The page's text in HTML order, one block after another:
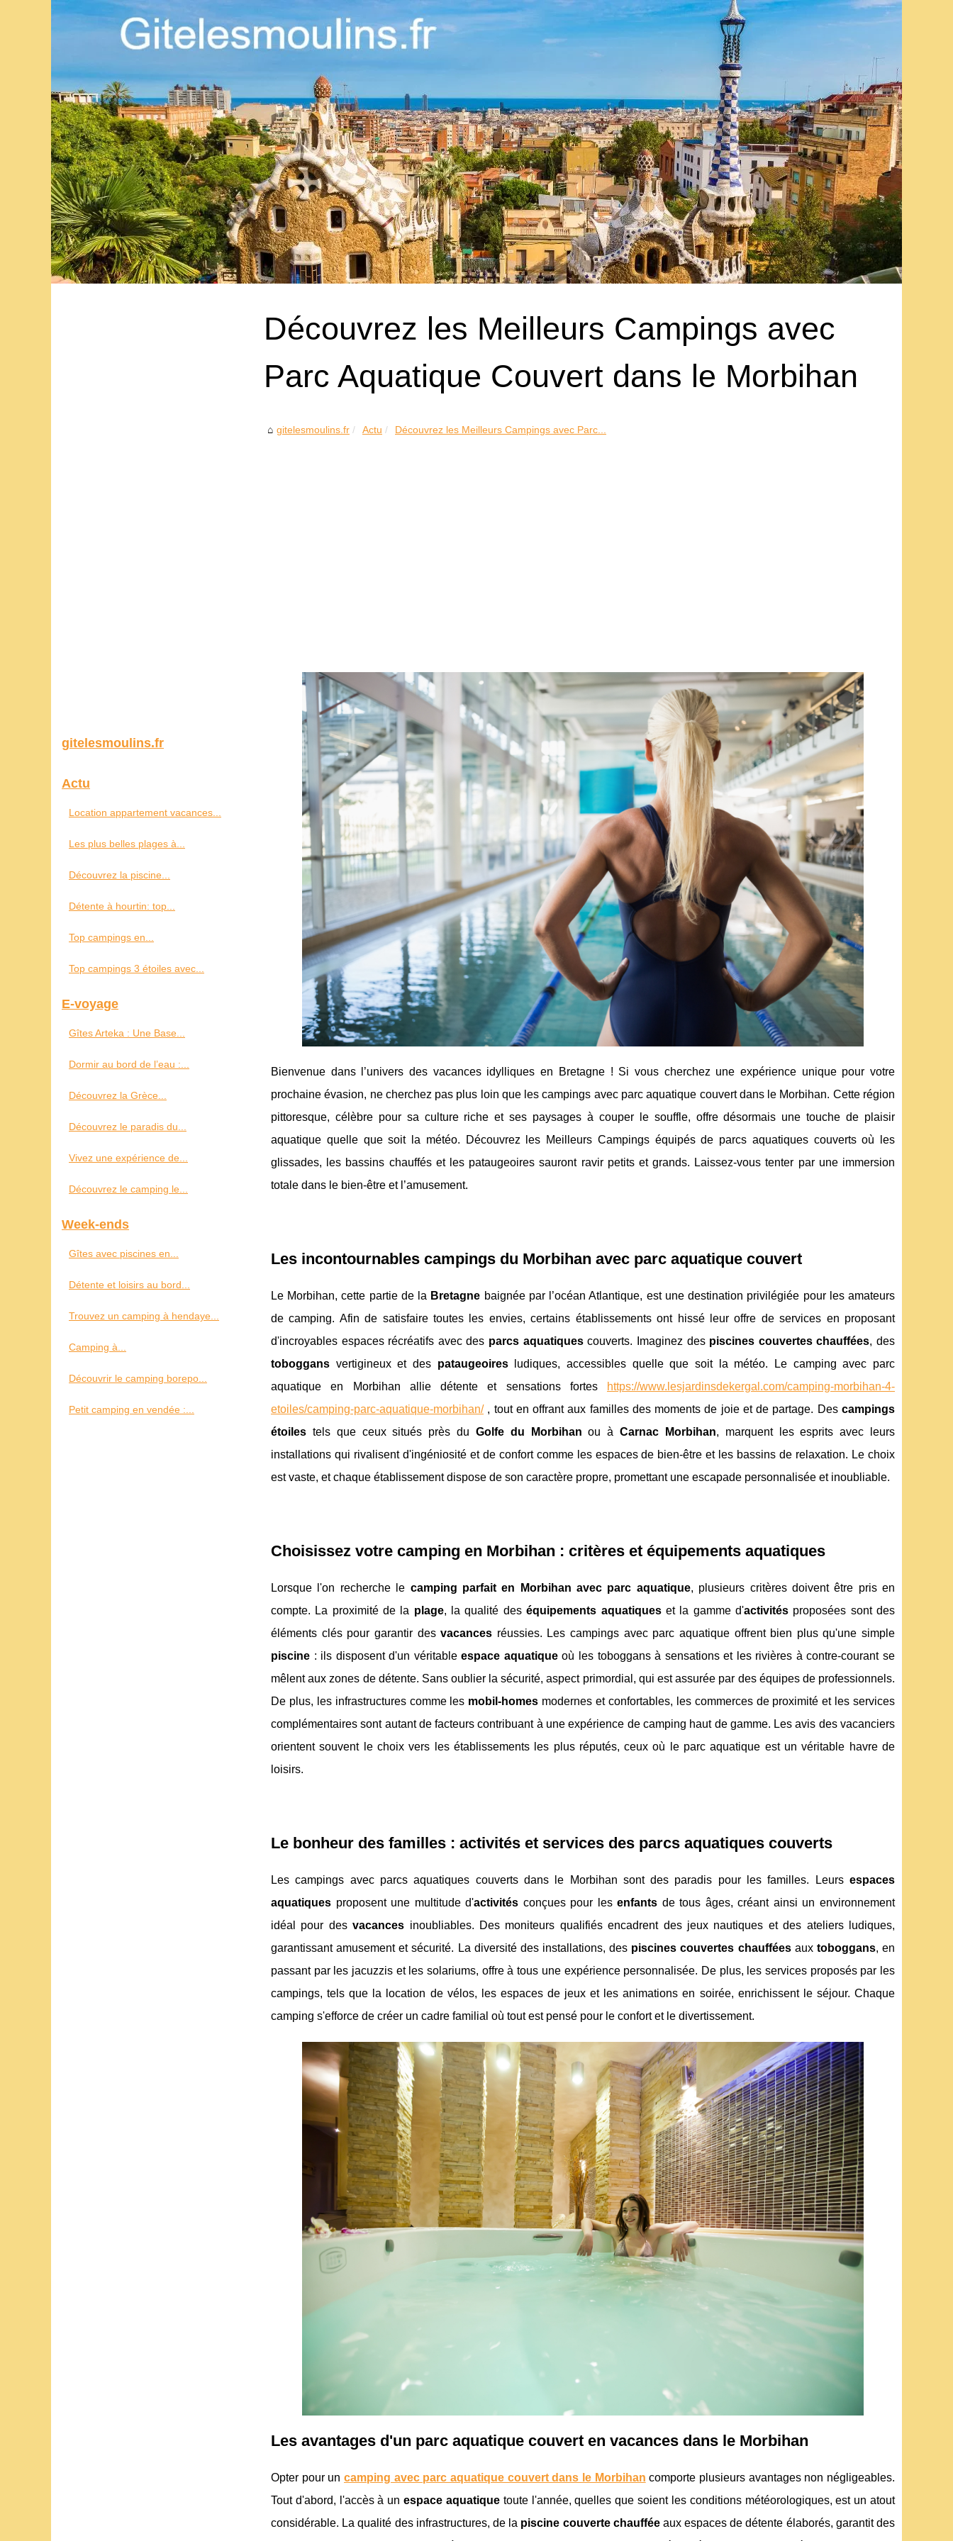
Découvrez les Meilleurs Campings avec
Parc Aquatique Couvert dans le Morbihan
gitelesmoulins.fr Actu Découvrez les Meilleurs Campings avec Parc...
Bienvenue dans l’univers des vacances idylliques en Bretagne ! Si vous cherchez une expérience unique pour votre
prochaine évasion, ne cherchez pas plus loin que les campings avec parc aquatique couvert dans le Morbihan. Cette région
pittoresque, célèbre pour sa culture riche et ses paysages à couper le souffle, offre désormais une touche de plaisir
aquatique quelle que soit la météo. Découvrez les Meilleurs Campings équipés de parcs aquatiques couverts où les
glissades, les bassins chauffés et les pataugeoires sauront ravir petits et grands. Laissez-vous tenter par une immersion
totale dans le bien-être et l’amusement.
Les incontournables campings du Morbihan avec parc aquatique couvert
Le Morbihan, cette partie de la Bretagne baignée par l’océan Atlantique, est une destination privilégiée pour les amateurs
de camping. Afin de satisfaire toutes les envies, certains établissements ont hissé leur offre de services en proposant
d'incroyables espaces récréatifs avec des parcs aquatiquescouverts. Imaginez des piscines couvertes chauffées, des
toboggans vertigineux et des pataugeoiresludiques, accessibles quelle que soit la météo. Le camping avec parc
aquatique en Morbihan allie détente et sensations fortes
https://www.lesjardinsdekergal.com/camping-morbihan-4-
etoiles/camping-parc-aquatique-morbihan/, tout en offrant aux familles des moments de joie et de partage. Des campings
étoiles tels que ceux situés près du Golfe du Morbihan ou àCarnac Morbihan, marquent les esprits avec leurs
installations qui rivalisent d'ingéniosité et de confort comme les espaces de bien-être et les bassins de relaxation. Le choix
est vaste, et chaque établissement dispose de son caractère propre, promettant une escapade personnalisée et inoubliable.
Choisissez votre camping en Morbihan : critères et équipements aquatiques
Lorsque l'on recherche le camping parfait en Morbihan avec parc aquatique, plusieurs critères doivent être pris en
compte. La proximité de la plage, la qualité deséquipements aquatiqueset la gamme d'activitésproposées sont des
éléments clés pour garantir desvacances réussies. Les campings avec parc aquatique offrent bien plus qu'une simple
piscine : ils disposent d'un véritableespace aquatiqueoù les toboggans à sensations et les rivières à contre-courant se
mêlent aux zones de détente. Sans oublier la sécurité, aspect primordial, qui est assurée par des équipes de professionnels.
De plus, les infrastructures comme les mobil-homes modernes et confortables, les commerces de proximité et les services
complémentaires sont autant de facteurs contribuant à une expérience de camping haut de gamme. Les avis des vacanciers
orientent souvent le choix vers les établissements les plus réputés, ceux où le parc aquatique est un véritable havre de
loisirs.
Le bonheur des familles : activités et services des parcs aquatiques couverts
Les campings avec parcs aquatiques couverts dans le Morbihan sont des paradis pour les familles. Leurs espaces
aquatiques proposent une multitude d'activités conçues pour lesenfants de tous âges, créant ainsi un environnement
idéal pour desvacances inoubliables. Des moniteurs qualifiés encadrent des jeux nautiques et des ateliers ludiques,
garantissant amusement et sécurité. La diversité des installations, des piscines couvertes chaufféesaux toboggans, en
passant par les jacuzzis et les solariums, offre à tous une expérience personnalisée. De plus, les services proposés par les
campings, tels que la location de vélos, les espaces de jeux et les animations en soirée, enrichissent le séjour. Chaque
camping s'efforce de créer un cadre familial où tout est pensé pour le confort et le divertissement.
Les avantages d'un parc aquatique couvert en vacances dans le Morbihan
Opter pour un camping avec parc aquatique couvert dans le Morbihan comporte plusieurs avantages non négligeables.
Tout d'abord, l'accès à unespace aquatiquetoute l'année, quelles que soient les conditions météorologiques, est un atout
considérable. La qualité des infrastructures, de la piscine couverte chaufféeaux espaces de détente élaborés, garantit des
gitelesmoulins.fr
Actu
Location appartement vacances...
Les plus belles plages à...
Découvrez la piscine...
Détente à hourtin: top...
Top campings en...
Top campings 3 étoiles avec...
E-voyage
Gîtes Arteka : Une Base...
Dormir au bord de l’eau :...
Découvrez la Grèce...
Découvrez le paradis du...
Vivez une expérience de...
Découvrez le camping le...
Week-ends
Gîtes avec piscines en...
Détente et loisirs au bord...
Trouvez un camping à hendaye...
Camping à...
Découvrir le camping borepo...
Petit camping en vendée :...